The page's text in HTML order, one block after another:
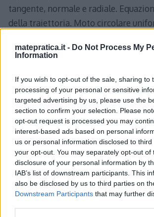
matepratica.it - Do Not Process My
Information
If you wish to opt-out of the sale, sharing to
processing of your personal or sensitive
targeted advertising by us, please use the
section to confirm your selection. Please
opt-out request is processed you may
interest-based ads based on personal
us or personal information disclosed to
your opt-out. You may separately opt-out of
disclosure of your personal information by
IAB’s list of downstream participants. This
also be disclosed by us to third parties on
Downstream Participants that may further
tangente, normale e radiale.
della traiettoria. Moto circolare
oraria; Accelerazione centripeta,
del moto (legge oraria, velocità ed
accelerazione; Grandezze angolari:
accelerazione angolare.
direzione e verso; periodo,
Problema inverso della cinematica:
di base; Gravi: legge oraria ricavata
problema inverso della cinematica.
accelerazione, accelerazione di
come ricavare la traiettoria
lanciato da terra con velocità
all’orizzontale; gittata; tempo di volo.